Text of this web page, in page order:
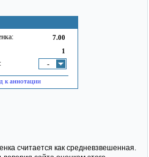
7.00
1
-
к аннотации
считается как средневзвешенная.